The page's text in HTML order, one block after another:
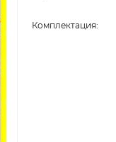
Комплектация: